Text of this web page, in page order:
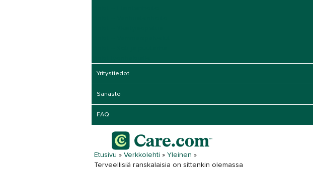
Yritystiedot
Sanasto
FAQ
Etusivu » Verkkolehti » Yleinen »
Terveellisiä ranskalaisia on sittenkin olemassa